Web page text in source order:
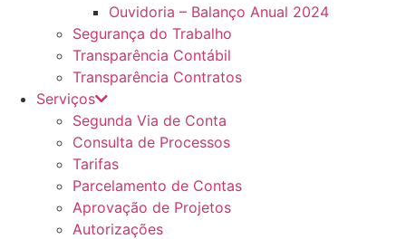
Ouvidoria – Balanço Anual 2024
Segurança do Trabalho
Transparência Contábil
Transparência Contratos
Serviços
Segunda Via de Conta
Consulta de Processos
Tarifas
Parcelamento de Contas
Aprovação de Projetos
Autorizações